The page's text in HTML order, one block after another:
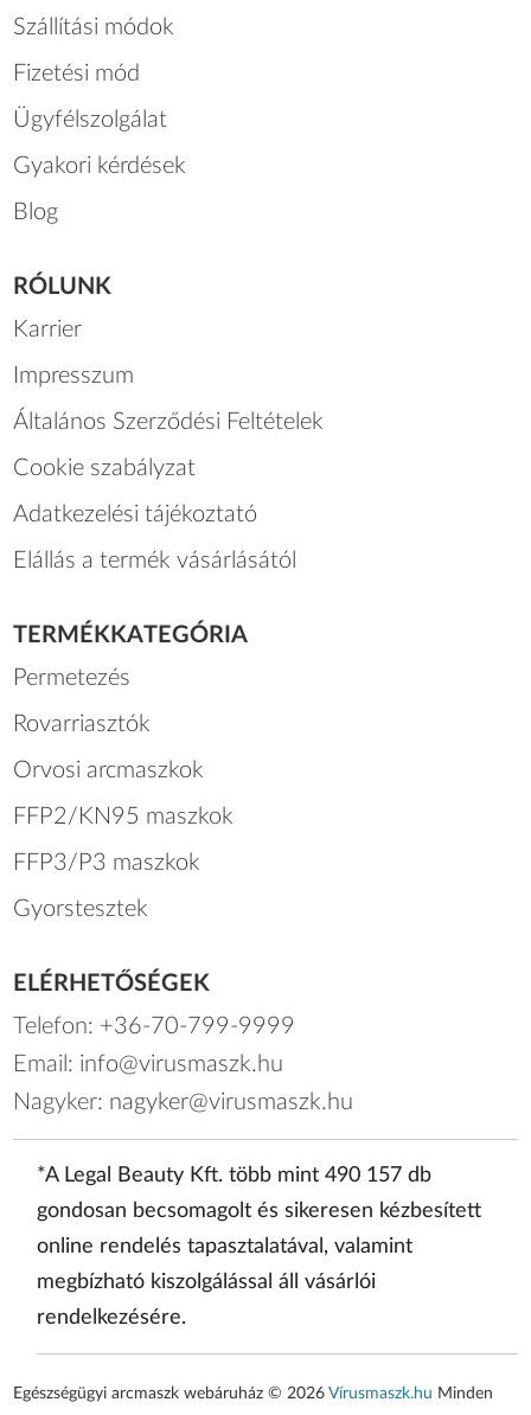
Szállítási módok
Fizetési mód
Ügyfélszolgálat
Gyakori kérdések
Blog
RÓLUNK
Karrier
Impresszum
Általános Szerződési Feltételek
Cookie szabályzat
Adatkezelési tájékoztató
Elállás a termék vásárlásától
TERMÉKKATEGÓRIA
Permetezés
Rovarriasztók
Orvosi arcmaszkok
FFP2/KN95 maszkok
FFP3/P3 maszkok
Gyorstesztek
ELÉRHETŐSÉGEK
Telefon: +36-70-799-9999
Email: info@virusmaszk.hu
Nagyker: nagyker@virusmaszk.hu
*A Legal Beauty Kft. több mint 490 157 db
gondosan becsomagolt és sikeresen kézbesített
online rendelés tapasztalatával, valamint
megbízható kiszolgálással áll vásárlói
rendelkezésére.
Egészségügyi arcmaszk webáruház © 2026Vírusmaszk.hu Minden